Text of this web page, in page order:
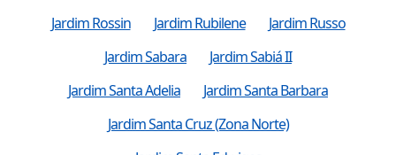
Jardim Rossin
Jardim Rubilene
Jardim Russo
Jardim Sabara
Jardim Sabiá II
Jardim Santa Adelia
Jardim Santa Barbara
Jardim Santa Cruz (Zona Norte)